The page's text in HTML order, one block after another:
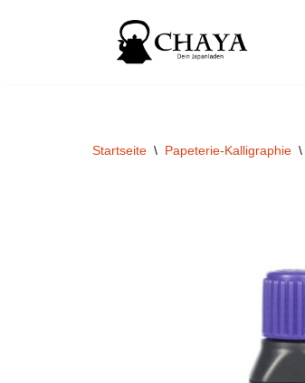
Startseite \ Papeterie-Kalligraphie \